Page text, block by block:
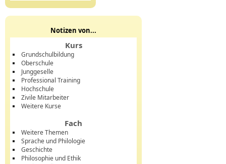
Notizen von...
Kurs
Grundschulbildung
Oberschule
Junggeselle
Professional Training
Hochschule
Zivile Mitarbeiter
Weitere Kurse
Fach
Weitere Themen
Sprache und Philologie
Geschichte
Philosophie und Ethik